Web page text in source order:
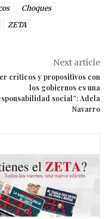
Choques
ZETA
Next article
críticos y propositivos con
los gobiernos es una
social”: Adela
Navarro